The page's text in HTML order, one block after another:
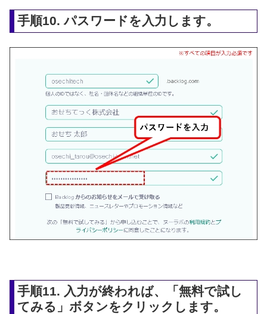
手順10. パスワードを入力します。
手順11. 入力が終われば、「無料で試し
てみる」ボタンをクリックします。